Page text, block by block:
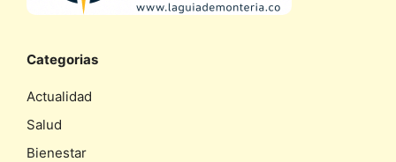
Categorias
Actualidad
Salud
Bienestar